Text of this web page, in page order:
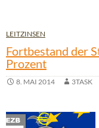
LEITZINSEN
Fortbestand der
Prozent
8. MAI 2014 3TASK